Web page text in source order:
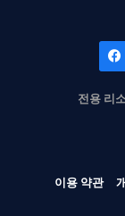
전용 리
이용 약관